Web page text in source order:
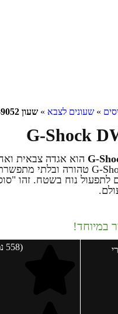
» שעונים לצבא » שעון G-Shock DW-9052
G- הוא אגדה צבאית
לתפעול נוח בשטח. זהו
במיוחד!
(558 נמכרו)